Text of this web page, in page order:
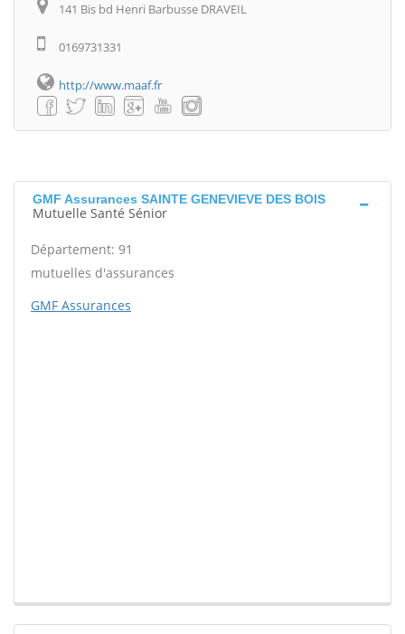
141 Bis bd Henri Barbusse DRAVEIL
0169731331
http://www.maaf.fr
GMF Assurances SAINTE GENEVIEVE DES BOIS
Mutuelle Santé Sénior
Département: 91
mutuelles d'assurances
GMF Assurances